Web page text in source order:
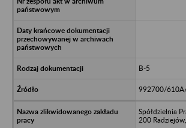
B-5
992700/
Spółdzielnia
200